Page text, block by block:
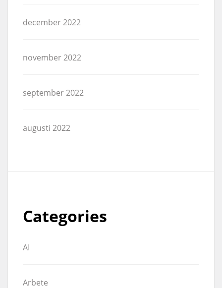
december 2022
november 2022
september 2022
augusti 2022
Categories
AI
Arbete